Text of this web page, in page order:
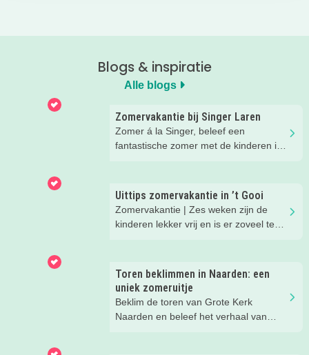
Blogs & inspiratie
Alle blogs
Zomervakantie bij Singer Laren
Zomer á la Singer, beleef een
fantastische zomer met de kinderen in
Uittips zomervakantie in ’t Gooi
Zomervakantie | Zes weken zijn de
kinderen lekker vrij en is er zoveel te
rijtje gezet.
Toren beklimmen in Naarden: een
uniek zomeruitje
Beklim de toren van Grote Kerk
Naarden en beleef het verhaal van